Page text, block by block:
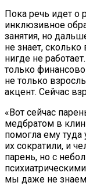
Пока речь идет о
инклюзивное
занятия, но
не знает,
нигде не
только
не только
акцент. Сейчас
«Вот сейчас
медбратом в
помогла ему туда
их сократили, и
парень, но с
мы даже не знаем